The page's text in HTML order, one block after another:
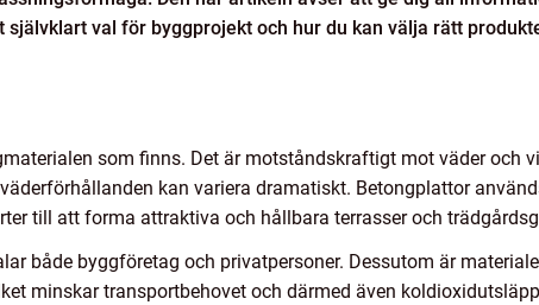
val för byggprojekt och hur du kan välja rätt
som finns. Det är motståndskraftigt mot väder och
kan variera dramatiskt. Betongplattor
till att forma attraktiva och hållbara terrasser och
både byggföretag och privatpersoner. Dessutom är
minskar transportbehovet och därmed även